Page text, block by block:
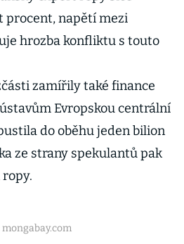
procent, napětí mezi
hrozba konfliktu s touto
zamířily také finance
Evropskou centrální
do oběhu jeden bilion
ze strany spekulantů pak